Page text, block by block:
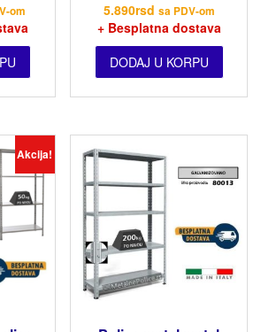
om 5.890rsd sa PDV-om
+ Besplatna dostava
DODAJ U KORPU
Akcija!